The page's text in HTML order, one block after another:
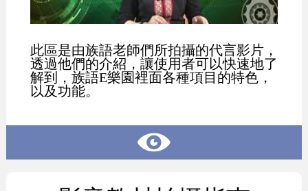
此區是由族語老師們所拍攝的代言影片，
透過他們的介紹，讓使用者可以快速地了
解到，族語E樂園裡面各種項目的特色，
以及功能。